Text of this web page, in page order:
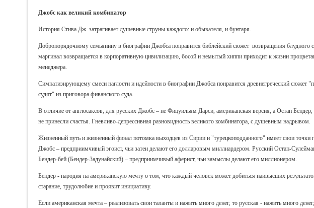
Джобс как великий комбинатор
История Стива Дж. затрагивает душевные струны каждого: и обывателя, и бунтаря.
Добропорядочному семьянину в биографии Джобса понравится библейский сюжет возвращения блудного
маргинал возвращается в корпоративную цивилизацию, босой и немытый хиппи приходит к жизни
менеджера.
Симпатизирующему смеси наглости и идейности в биографии Джобса понравится древнегреческий сюжет
судят" из приговора фиванского суда.
В отличие от англосаксов, для русских Джобс – не Фицуильям Дарси, американская версия, а Остап Бендер,
не принесли счастья. Гневливо-депрессивная разновидность великого комбинатора, с душевным надрывом.
Жизненный путь и жизненный финал потомка выходцев из Сирии и "турецкоподданного" имеет свои точки
Джобс – предприимчивый эгоист, чьи затеи делают его долларовым миллиардером. Русский Остап-
Бендер-бей (Бендер-Задунайский) – предприимчивый аферист, чьи замыслы делают его миллионером.
Бендер - пародия на американскую мечту о том, что каждый человек может добиться наивысших
старание, трудолюбие и проявит инициативу.
Если американская мечта – реализовать свои таланты и нажить много денег, то русская - нажить много